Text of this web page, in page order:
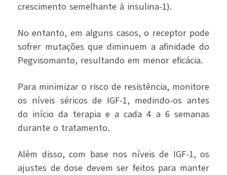
crescimento semelhante à insulina-1).
No entanto, em alguns casos, o receptor pode
sofrer mutações que diminuem a afinidade do
Pegvisomanto, resultando em menor eficácia.
Para minimizar o risco de resistência, monitore
os níveis séricos de IGF-1, medindo-os antes
do início da terapia e a cada 4 a 6 semanas
durante o tratamento.
Além disso, com base nos níveis de IGF-1, os
ajustes de dose devem ser feitos para manter